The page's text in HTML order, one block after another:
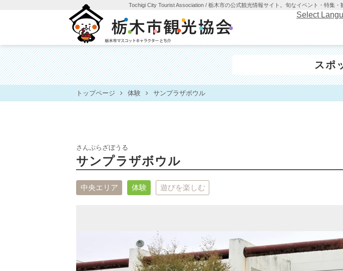
Tochigi City Tourist Association / 栃木市の公式観光情報サイト。旬なイベント・特集
栃木市観光協会
Select
スポ
トップページ 体験 サンプラザボウル
さんぷらざぼうる
サンプラザボウル
中央エリア 体験 遊びを楽しむ